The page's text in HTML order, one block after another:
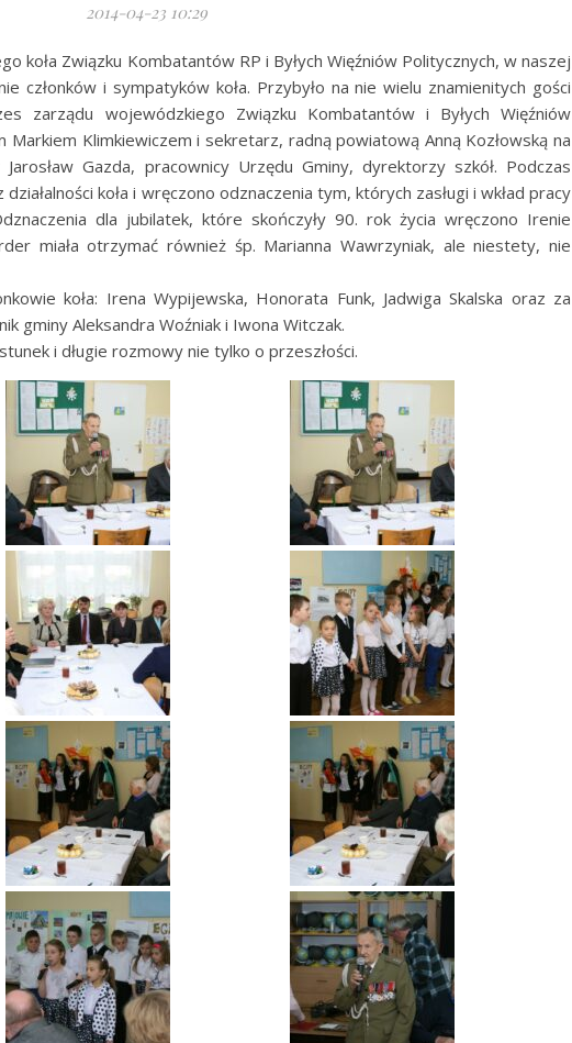
2014-04-23 10:29
koła Związku Kombatantów RP i Byłych Więźniów Politycznych, w naszej
członków i sympatyków koła. Przybyło na nie wielu znamienitych gości
zarządu wojewódzkiego Związku Kombatantów i Byłych Więźniów
Markiem Klimkiewiczem i sekretarz, radną powiatową Anną Kozłowską na
Gazda, pracownicy Urzędu Gminy, dyrektorzy szkół. Podczas
koła i wręczono odznaczenia tym, których zasługi i wkład pracy
dla jubilatek, które skończyły 90. rok życia wręczono Irenie
miała otrzymać również śp. Marianna Wawrzyniak, ale niestety, nie
koła: Irena Wypijewska, Honorata Funk, Jadwiga Skalska oraz za
gminy Aleksandra Woźniak i Iwona Witczak.
i długie rozmowy nie tylko o przeszłości.